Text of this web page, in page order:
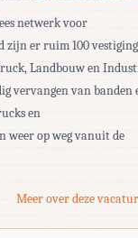
netwerk voor
zijn er ruim 100
Landbouw en
vervangen van banden
en
weer op weg vanuit de
Meer over deze